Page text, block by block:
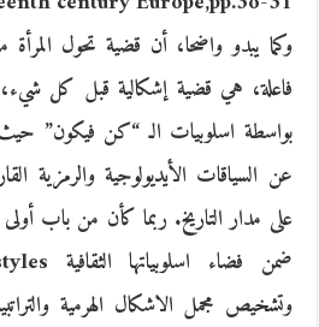
وكما يبدو واضحا، أن قضية تحول
فاعلة، هي قضية إشكالية قبل كل شيء،
بواسطة اسلوبيات الـ “كن فيكون”
عن السياقات الأيديولوجية والرمزية
على مدار التاريخ. ربما كأن من باب
وتشخيص مجمل الاشكال الهرمية